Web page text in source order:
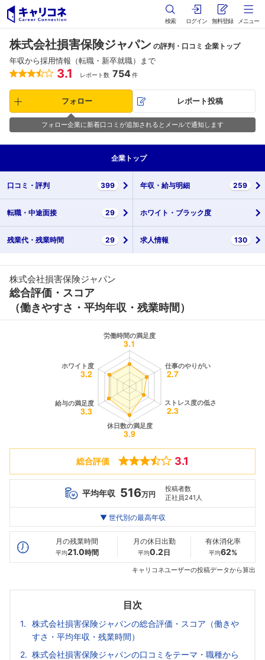
検索 ログイン 無料登録 メニュー
株式会社損害保険ジャパン の評判・口コミ 企業トップ
年収から採用情報（転職・新卒就職）まで
3.1 レポート数 754件
フォロー レポート投稿
フォロー企業に新着口コミが追加されるとメールで通知します
企業 トップ
口コミ・ 評判 399 年収・ 給与明細 259
転職・ 中途面接 29 ホワイト・ ブラック度
残業代・ 残業時間 29 求人情報 130
株式会社損害保険ジャパン
総合評価・スコア
（働きやすさ・平均年収・残業時間）
総合評価 3.1
平均年収 516万円
投稿者数
正社員241人
最高年収
20代
798万
30代
1150万
1472万
▼ 世代別の最高年収
月の残業時間
平均21.0時間
月の休日出勤
平均0.2 日
有休消化率
平均62%
キャリコネユーザーの投稿データから算出
目次
株式会社損害保険ジャパンの総合評価・スコア（働きや
すさ・平均年収・残業時間）
株式会社損害保険ジャパンの口コミをテーマ・職種から